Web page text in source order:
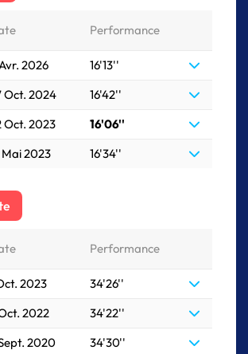
Performance
2026
16'13''
Oct. 2024
16'42''
Oct. 2023
16'06''
Mai 2023 16'34''
Performance
2023
34'26''
2022
34'22''
2020
34'30''